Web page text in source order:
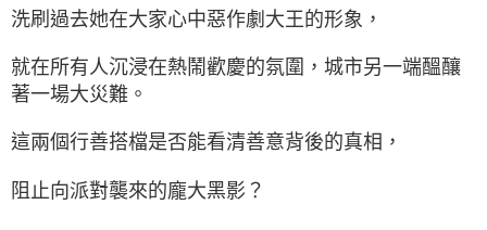
洗刷過去她在大家心中惡作劇大王的形象，
就在所有人沉浸在熱鬧歡慶的氛圍，城市另一端醞釀
著一場大災難。
這兩個行善搭檔是否能看清善意背後的真相，
阻止向派對襲來的龐大黑影？